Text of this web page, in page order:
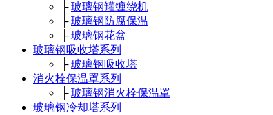
├玻璃钢罐缠绕机
├玻璃钢防腐保温
├玻璃钢花盆
玻璃钢吸收塔系列
├玻璃钢吸收塔
消火栓保温罩系列
├玻璃钢消火栓保温罩
玻璃钢冷却塔系列